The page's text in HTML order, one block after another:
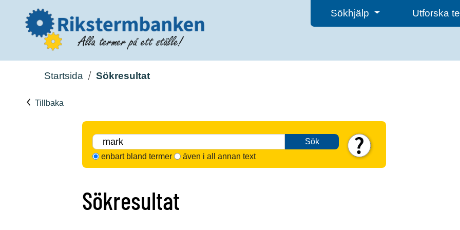
Sökhjälp Utforska
Startsida Sökresultat
Tillbaka
Sök
enbart bland termer
även i all annan text
Sökresultat